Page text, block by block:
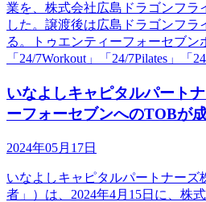
業を、株式会社広島ドラゴンフラ
した。譲渡後は広島ドラゴンフラ
る。トゥエンティーフォーセブン
「24/7Workout」「24/7Pilates」「
いなよしキャピタルパート
ーフォーセブンへのTOBが
2024年05月17日
いなよしキャピタルパートナーズ
者」）は、2024年4月15日に、株